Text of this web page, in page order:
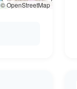
© OpenStreetMap